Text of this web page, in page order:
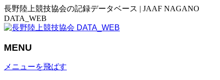
長野陸上競技協会の記録データベース | JAAF NAGANO
DATA_WEB
MENU
メニューを飛ばす